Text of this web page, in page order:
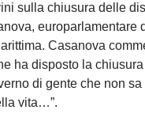
sulla chiusura delle
europarlamentare
Casanova
ha disposto la
di gente che non
vita…”.